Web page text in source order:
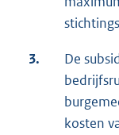
3.
De
kosten